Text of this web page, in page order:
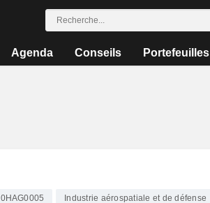
Agenda Conseils Portefeuilles
Industrie aérospatiale et de défense